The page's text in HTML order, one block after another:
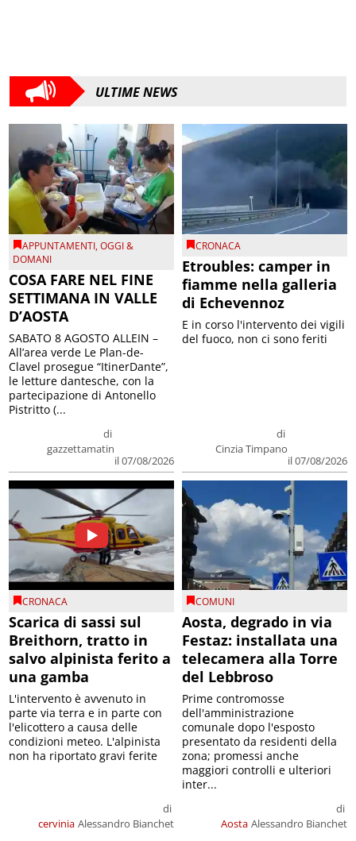
ULTIME NEWS
APPUNTAMENTI,OGGI &
DOMANI
COSA FARE NEL FINE
SETTIMANA IN VALLE
D’AOSTA
di
gazzettamatin
il 07/08/2026
SABATO 8 AGOSTO ALLEIN –
All’area verde Le Plan-de-
Clavel prosegue “ItinerDante”,
le letture dantesche, con la
partecipazione di Antonello
Pistritto (...
CRONACA
Etroubles: camper in
fiamme nella galleria
di Echevennoz
di
Cinzia Timpano
il 07/08/2026
E in corso l'intervento dei vigili
del fuoco, non ci sono feriti
CRONACA
Scarica di sassi sul
Breithorn, tratto in
salvo alpinista ferito a
una gamba
cervinia
di
Alessandro Bianchet
L'intervento è avvenuto in
parte via terra e in parte con
l'elicottero a causa delle
condizioni meteo. L'alpinista
non ha riportato gravi ferite
COMUNI
Aosta, degrado in via
Festaz: installata una
telecamera alla Torre
del Lebbroso
Aosta
di
Alessandro Bianchet
Prime contromosse
dell'amministrazione
comunale dopo l'esposto
presentato da residenti della
zona; promessi anche
maggiori controlli e ulteriori
inter...